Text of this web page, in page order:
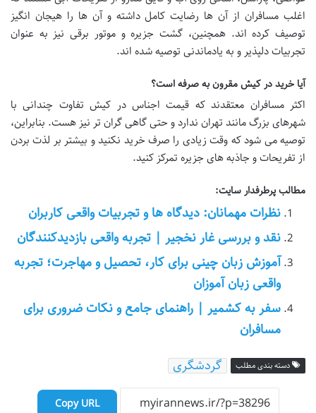
اغلب مسافران از آن ها رضایت کامل داشته و آن ها را هیجان انگیز
توصیف کرده اند. همچنین، گشت جزیره و موتور برقی نیز به عنوان
تجربیات دلپذیر و به یادماندنی توصیه شده اند.
آیا خرید در کیش مقرون به صرفه است؟
اکثر مسافران معتقدند که قیمت اجناس در کیش تفاوت چندانی با
شهرهای بزرگ مانند تهران ندارد و حتی گاهی گران تر نیز هست. بنابراین،
توصیه می شود که وقت زیادی را صرف خرید نکنید و بیشتر بر لذت بردن
از تفریحات و جاذبه های جزیره تمرکز کنید.
مطالب پرطرفدار سایت:
نظرات مهمانان: دیدگاه ها و تجربیات واقعی کاربران
نقد و بررسی غار نخجیر | تجربه واقعی بازدیدکنندگان
آموزش زبان چینی برای کار، تحصیل و مهاجرت؛ تجربه
واقعی زبان آموزان
سفر به کشمیر | راهنمای جامع و نکات ضروری برای
مسافران
دسته بندی مطلب گردشگری
Copy URL